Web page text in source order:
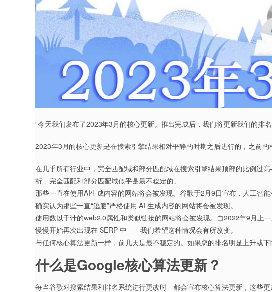
“今天我们发布了2023年3月的核心更新。推出完成后，我们将更新我们的排
2023年3月的核心更新是在搜索引擎结果相对平静的时期之后进行的，之前的
在几乎所有行业中，完全匹配域和部分匹配域在搜索引擎结果顶部的比例
析，完全匹配和部分匹配域似乎是最不稳定的。
那些一直在使用AI生成内容的网站将会被发现。谷歌于2月9日宣布，人工智
确实认为那些一直“逃避”严格使用 AI 生成内容的网站将会被发现。
使用数以千计的web2.0属性和类似链接的网站将会被发现。自2022年9月上
慢慢开始再次出现在 SERP 中——我们希望这种情况会有所改变。
与任何核心算法更新一样，前几天是最不稳定的。如果您的排名明显上升或
什么是Google核心算法更新？
每当谷歌对搜索结果和排名系统进行更改时，都会宣布核心算法更新，这些更